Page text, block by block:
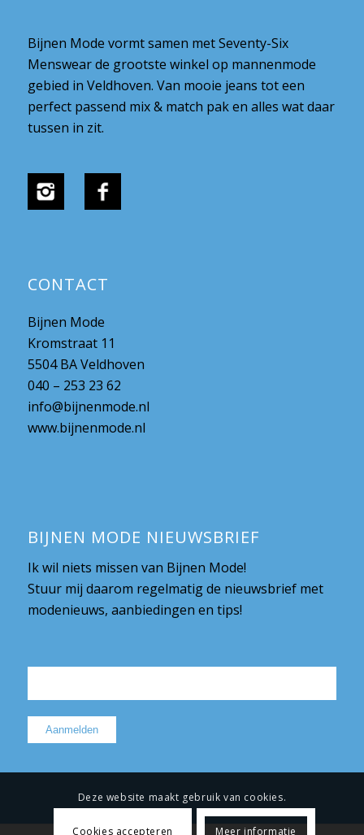
Bijnen Mode vormt samen met Seventy-Six
Menswear de grootste winkel op mannenmode
gebied in Veldhoven. Van mooie jeans tot een
perfect passend mix & match pak en alles wat daar
tussen in zit.
CONTACT
Bijnen Mode
Kromstraat 11
5504 BA Veldhoven
040 – 253 23 62
info@bijnenmode.nl
www.bijnenmode.nl
BIJNEN MODE NIEUWSBRIEF
Ik wil niets missen van Bijnen Mode!
Stuur mij daarom regelmatig de nieuwsbrief met
modenieuws, aanbiedingen en tips!
Deze website maakt gebruik van cookies.
Cookies accepteren Meer informatie